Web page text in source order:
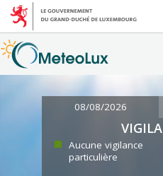
08/08/2026
Aucune vigilance
particulière